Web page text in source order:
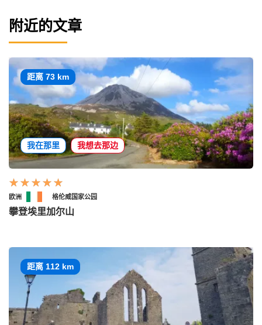
附近的文章
距离 73 km
我在那里 我想去那边
欧洲 格伦威国家公园
攀登埃里加尔山
距离 112 km